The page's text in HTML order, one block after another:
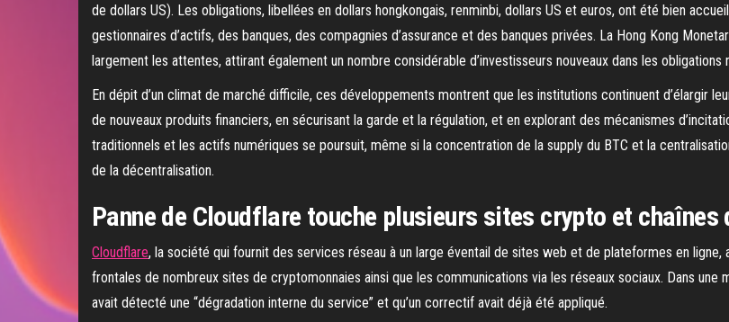
de dollars US). Les obligations, libellées en dollars hongkongais, renminbi, dollars US et euros, ont été bien
gestionnaires d’actifs, des banques, des compagnies d’assurance et des banques privées. La Hong Kong
largement les attentes, attirant également un nombre considérable d’investisseurs nouveaux dans les obligations
En dépit d’un climat de marché difficile, ces développements montrent que les institutions continuent d’élargir
de nouveaux produits financiers, en sécurisant la garde et la régulation, et en explorant des mécanismes
traditionnels et les actifs numériques se poursuit, même si la concentration de la supply du BTC et la
de la décentralisation.
Panne de Cloudflare touche plusieurs sites crypto et
Cloudflare, la société qui fournit des services réseau à un large éventail de sites web et de plateformes en ligne,
frontales de nombreux sites de cryptomonnaies ainsi que les communications via les réseaux sociaux. Dans une
avait détecté une “dégradation interne du service” et qu’un correctif avait déjà été appliqué.